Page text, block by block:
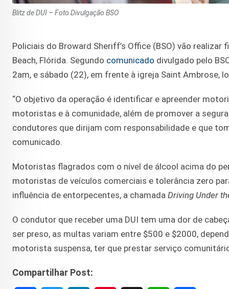
Blitz de DUI – Foto Divulgação BSO
Policiais do Broward Sheriff’s Office (BSO) vão
Beach, Flórida. Segundo comunicado divulgado pelo
2am, e sábado (22), em frente à igreja Saint Ambrose,
“O objetivo da operação é identificar e apreender
motoristas e à comunidade, além de promover a
condutores que dirijam com responsabilidade e que
comunicado.
Motoristas flagrados com o nível de álcool acima do
motoristas de veículos comerciais e tolerância zero
influência de entorpecentes, a chamada Driving Under
O condutor que receber uma DUI tem uma dor de
ser preso, as multas variam entre $500 e $2000,
motorista suspensa, ter que prestar serviço
Compartilhar Post: